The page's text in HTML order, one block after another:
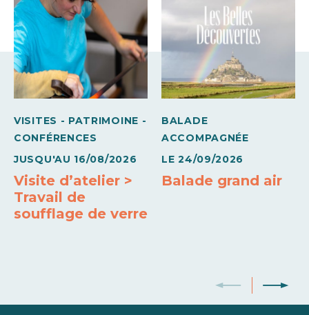
516€ 596€
Semaine (meublé)
903€ 1043€
Moyens de paiement
Carte bleue
VISITES - PATRIMOINE -
CONFÉRENCES
JUSQU'AU 16/08/2026
Visite d’atelier >
Travail de
soufflage de verre
BALADE
ACCOMPAGNÉE
LE 24/09/2026
Balade grand air